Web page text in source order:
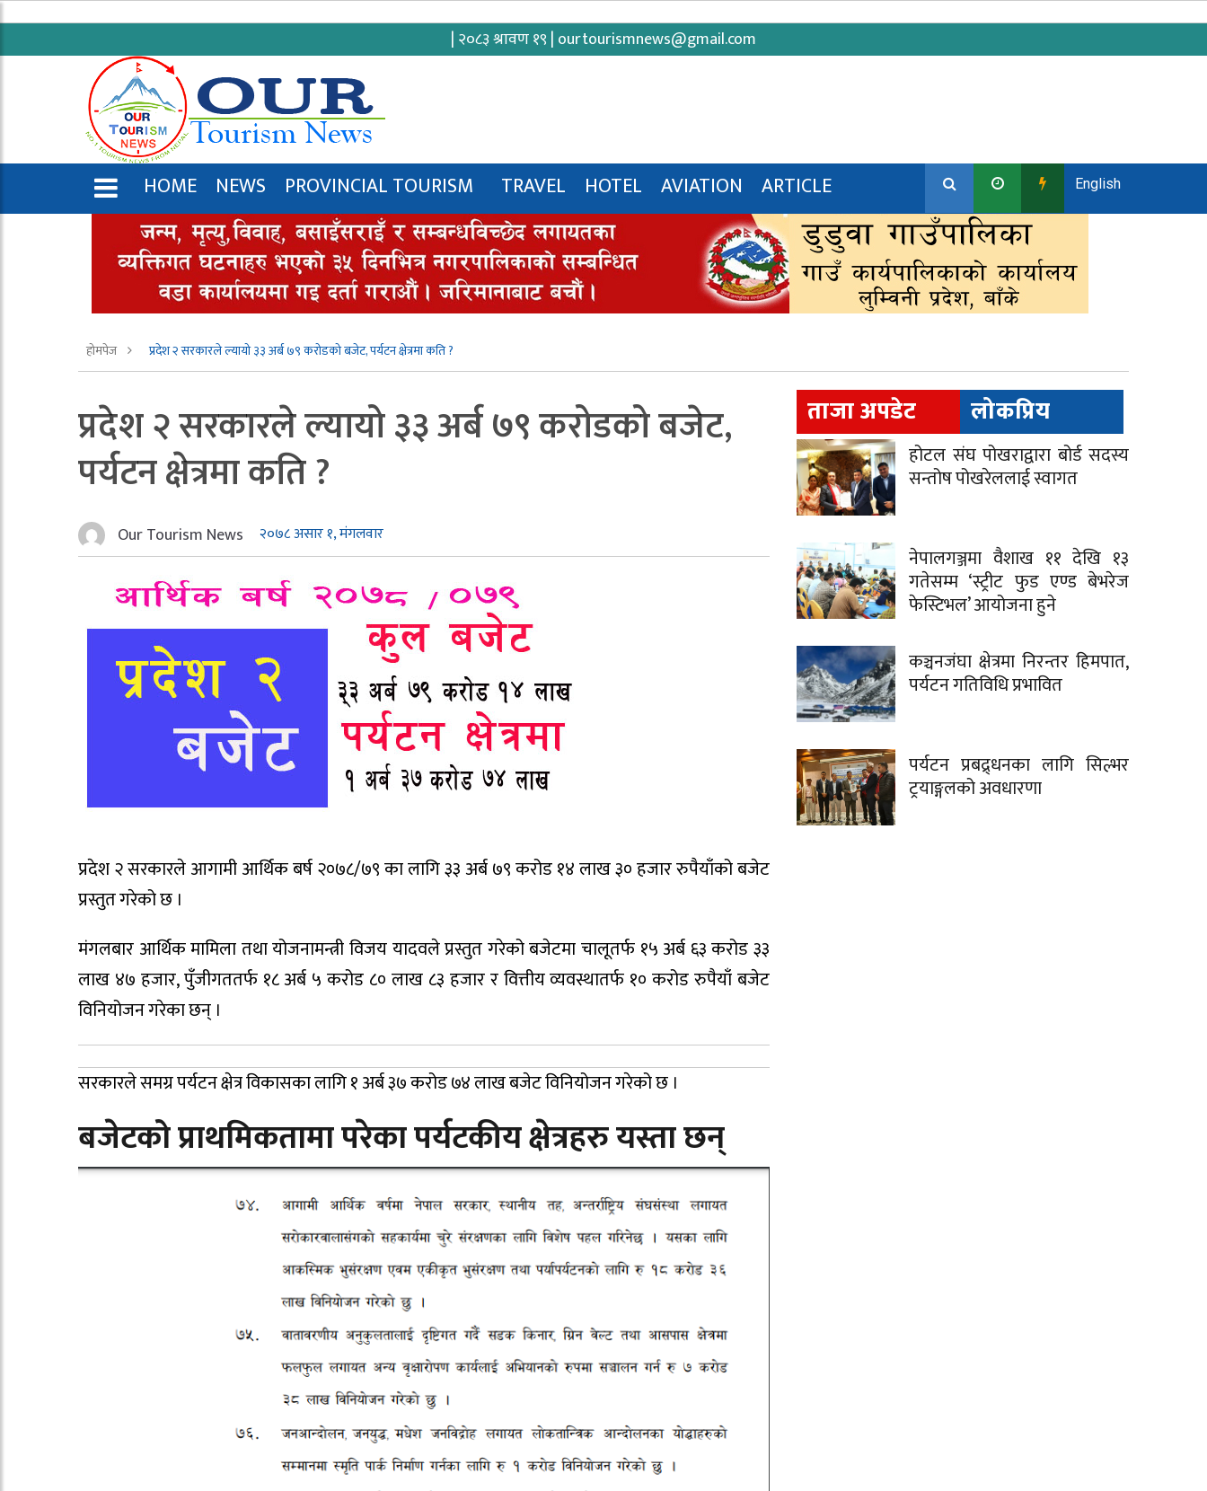
| २०८३ श्रावण १९ | ourtourismnews@gmail.com
HOME NEWS PROVINCIAL TOURISM TRAVEL HOTEL AVIATION
ARTICLE
ENGLISH
English
होमपेज प्रदेश २ सरकारले ल्यायो ३३ अर्ब ७९ करोडको बजेट, पर्यटन क्षेत्रमा कति ?
प्रदेश २ सरकारले ल्यायो ३३ अर्ब ७९ करोडको बजेट,
पर्यटन क्षेत्रमा कति ?
Our Tourism News २०७८ असार १, मंगलवार
प्रदेश २ सरकारले आगामी आर्थिक बर्ष २०७८/७९ का लागि ३३ अर्ब ७९ करोड १४ लाख ३० हजार रुपैयाँको बजेट
प्रस्तुत गरेको छ ।
मंगलबार आर्थिक मामिला तथा योजनामन्त्री विजय यादवले प्रस्तुत गरेको बजेटमा चालूतर्फ १५ अर्ब ६३ करोड ३३
लाख ४७ हजार, पुँजीगततर्फ १८ अर्ब ५ करोड ८० लाख ८३ हजार र वित्तीय व्यवस्थातर्फ १० करोड रुपैयाँ बजेट
विनियोजन गरेका छन् ।
सरकारले समग्र पर्यटन क्षेत्र विकासका लागि १ अर्ब ३७ करोड ७४ लाख बजेट विनियोजन गरेको छ ।
बजेटको प्राथमिकतामा परेका पर्यटकीय क्षेत्रहरु यस्ता छन्
ताजा अपडेट लोकप्रिय
होटल संघ पोखराद्वारा बोर्ड सदस्य
सन्तोष पोखरेललाई स्वागत
नेपालगञ्जमा वैशाख ११ देखि १३
गतेसम्म ‘स्ट्रीट फुड एण्ड बेभरेज
फेस्टिभल’ आयोजना हुने
कञ्चनजंघा क्षेत्रमा निरन्तर हिमपात,
पर्यटन गतिविधि प्रभावित
पर्यटन प्रबद्र्धनका लागि सिल्भर
ट्रयाङ्गलको अवधारणा